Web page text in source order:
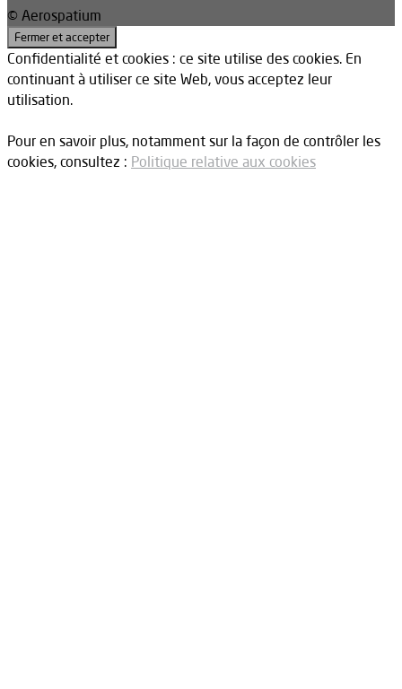
© Aerospatium
Confidentialité et cookies : ce site utilise des cookies. En
continuant à utiliser ce site Web, vous acceptez leur
utilisation.
Pour en savoir plus, notamment sur la façon de contrôler les
cookies, consultez : Politique relative aux cookies